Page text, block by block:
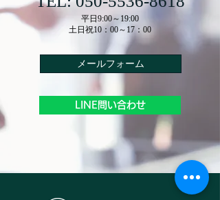
平日9:00～19:00
​土日祝10：00～17：00
メールフォーム
LINE問い合わせ